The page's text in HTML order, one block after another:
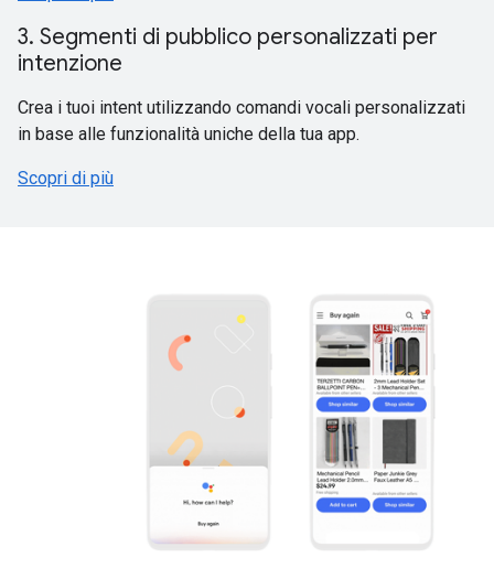
3. Segmenti di pubblico personalizzati per
intenzione
Crea i tuoi intent utilizzando comandi vocali personalizzati
in base alle funzionalità uniche della tua app.
Scopri di più